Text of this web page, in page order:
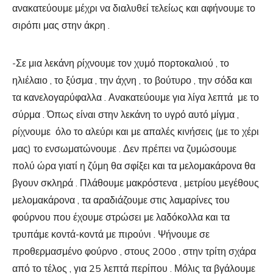
ανακατεύουμε μέχρι να διαλυθεί τελείως και αφήνουμε το
σιρόπι μας στην άκρη .
-Σε μια λεκάνη ρίχνουμε τον χυμό πορτοκαλιού , το
ηλιέλαιο , το ξύσμα , την άχνη , το βούτυρο , την σόδα και
τα κανελογαρύφαλλα . Ανακατεύουμε για λίγα λεπτά με το
σύρμα . Όπως είναι στην λεκάνη το υγρό αυτό μίγμα ,
ρίχνουμε όλο το αλεύρι και με απαλές κινήσεις (με το χέρι
μας) το ενσωματώνουμε . Δεν πρέπει να ζυμώσουμε
πολύ ώρα γιατί η ζύμη θα σφίξει και τα μελομακάρονα θα
βγουν σκληρά . Πλάθουμε μακρόστενα , μετρίου μεγέθους
μελομακάρονα , τα αραδιάζουμε στις λαμαρίνες του
φούρνου που έχουμε στρώσει με λαδόκολλα και τα
τρυπάμε κοντά-κοντά με πιρούνι . Ψήνουμε σε
προθερμασμένο φούρνο , στους 200ο , στην τρίτη σχάρα
από το τέλος , για 25 λεπτά περίπου . Μόλις τα βγάλουμε